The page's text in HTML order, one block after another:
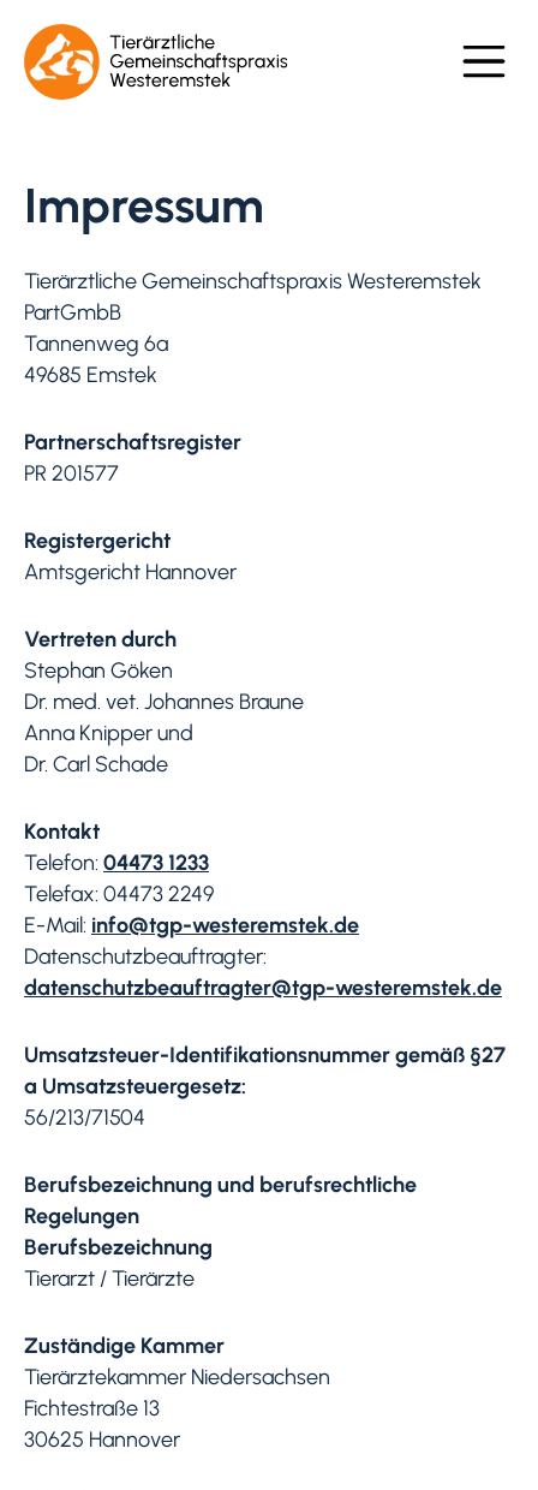
Impressum
Tierärztliche Gemeinschaftspraxis Westeremstek
PartGmbB
Tannenweg 6a
49685 Emstek
Partnerschaftsregister
PR 201577
Registergericht
Amtsgericht Hannover
Vertreten durch
Stephan Göken
Dr. med. vet. Johannes Braune
Anna Knipper und
Dr. Carl Schade
Kontakt
Telefon: 04473 1233
Telefax: 04473 2249
E-Mail: info@tgp-westeremstek.de
Datenschutzbeauftragter:
datenschutzbeauftragter@tgp-westeremstek.de
Umsatzsteuer-Identifikationsnummer gemäß §27
a Umsatzsteuergesetz:
56/213/71504
Berufsbezeichnung und berufsrechtliche
Regelungen
Berufsbezeichnung
Tierarzt / Tierärzte
Zuständige Kammer
Tierärztekammer Niedersachsen
Fichtestraße 13
30625 Hannover